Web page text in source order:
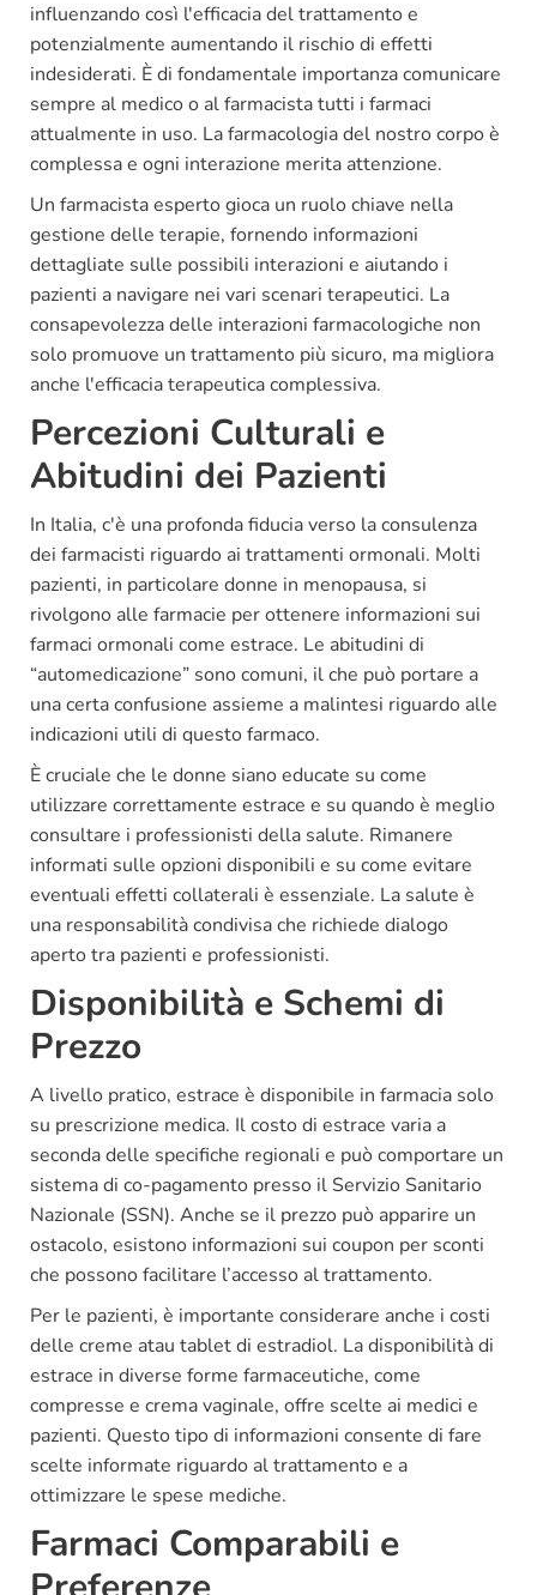
influenzando così l'efficacia del trattamento e
potenzialmente aumentando il rischio di effetti
indesiderati. È di fondamentale importanza comunicare
sempre al medico o al farmacista tutti i farmaci
attualmente in uso. La farmacologia del nostro corpo è
complessa e ogni interazione merita attenzione.
Un farmacista esperto gioca un ruolo chiave nella
gestione delle terapie, fornendo informazioni
dettagliate sulle possibili interazioni e aiutando i
pazienti a navigare nei vari scenari terapeutici. La
consapevolezza delle interazioni farmacologiche non
solo promuove un trattamento più sicuro, ma migliora
anche l'efficacia terapeutica complessiva.
Percezioni Culturali e
Abitudini dei Pazienti
In Italia, c'è una profonda fiducia verso la consulenza
dei farmacisti riguardo ai trattamenti ormonali. Molti
pazienti, in particolare donne in menopausa, si
rivolgono alle farmacie per ottenere informazioni sui
farmaci ormonali come estrace. Le abitudini di
“automedicazione” sono comuni, il che può portare a
una certa confusione assieme a malintesi riguardo alle
indicazioni utili di questo farmaco.
È cruciale che le donne siano educate su come
utilizzare correttamente estrace e su quando è meglio
consultare i professionisti della salute. Rimanere
informati sulle opzioni disponibili e su come evitare
eventuali effetti collaterali è essenziale. La salute è
una responsabilità condivisa che richiede dialogo
aperto tra pazienti e professionisti.
Disponibilità e Schemi di
Prezzo
A livello pratico, estrace è disponibile in farmacia solo
su prescrizione medica. Il costo di estrace varia a
seconda delle specifiche regionali e può comportare un
sistema di co-pagamento presso il Servizio Sanitario
Nazionale (SSN). Anche se il prezzo può apparire un
ostacolo, esistono informazioni sui coupon per sconti
che possono facilitare l’accesso al trattamento.
Per le pazienti, è importante considerare anche i costi
delle creme atau tablet di estradiol. La disponibilità di
estrace in diverse forme farmaceutiche, come
compresse e crema vaginale, offre scelte ai medici e
pazienti. Questo tipo di informazioni consente di fare
scelte informate riguardo al trattamento e a
ottimizzare le spese mediche.
Farmaci Comparabili e